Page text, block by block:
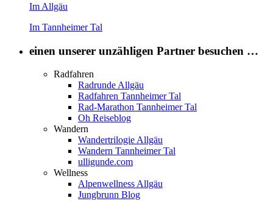
Im Allgäu
Im Tannheimer Tal
einen unserer unzähligen Partner besuchen …
Radfahren
Radrunde Allgäu
Radfahren Tannheimer Tal
Rad-Marathon Tannheimer Tal
Oh Reiseblog
Wandern
Wandertrilogie Allgäu
Wandern Tannheimer Tal
ulligunde.com
Wellness
Alpenwellness Allgäu
Jungbrunn Blog